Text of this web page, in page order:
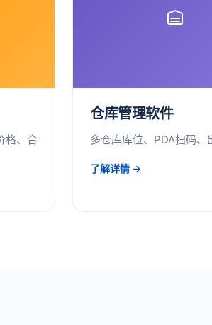
格、合
仓库管理软件
多仓库库位、PDA扫码、
了解详情 →